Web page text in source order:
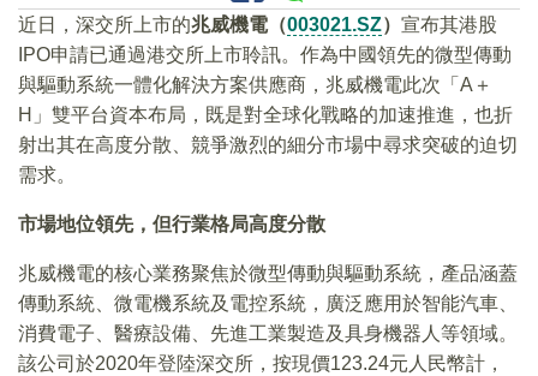
近日，深交所上市的兆威機電（003021.SZ） 宣布其港股
IPO申請已通過港交所上市聆訊。作為中國領先的微型傳動
與驅動系統一體化解決方案供應商，兆威機電此次「A＋
H」雙平台資本布局，既是對全球化戰略的加速推進，也折
射出其在高度分散、競爭激烈的細分市場中尋求突破的迫切
需求。
市場地位領先，但行業格局高度分散
兆威機電的核心業務聚焦於微型傳動與驅動系統，產品涵蓋
傳動系統、微電機系統及電控系統，廣泛應用於智能汽車、
消費電子、醫療設備、先進工業製造及具身機器人等領域。
該公司於2020年登陸深交所，按現價123.24元人民幣計，